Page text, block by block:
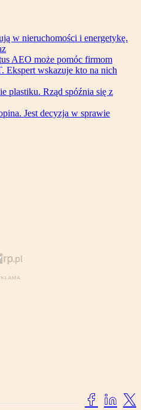
w nieruchomości i energetykę.
AEO może pomóc firmom
Ekspert wskazuje kto na nich
plastiku. Rząd spóźnia się z
Jest decyzja w sprawie